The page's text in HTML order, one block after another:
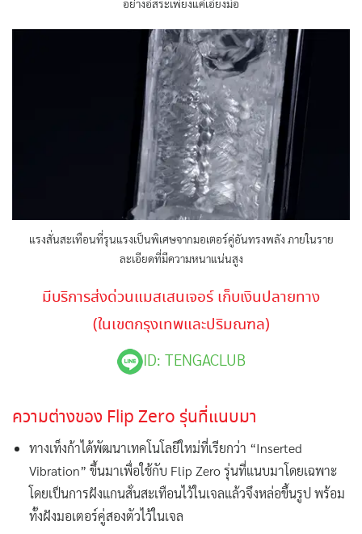
อย่างอิสระเพียงแค่เอียงมือ
แรงสั่นสะเทือนที่รุนแรงเป็นพิเศษจากมอเตอร์คู่อันทรงพลัง ภายในราย
ละเอียดที่มีความหนาแน่นสูง
มีบริการส่งด่วนแมสเสนเจอร์ เก็บเงินปลายทาง
(ในเขตกรุงเทพและปริมณฑล)
ID: TENGACLUB
ความต่างของ Flip Zero รุ่นที่แนบมา
ทางเท็งก้าได้พัฒนาเทคโนโลยีใหม่ที่เรียกว่า “Inserted
Vibration” ขึ้นมาเพื่อใช้กับ Flip Zero รุ่นที่แนบมาโดยเฉพาะ
โดยเป็นการฝังแกนสั่นสะเทือนไว้ในเจลแล้วจึงหล่อขึ้นรูป พร้อม
ทั้งฝังมอเตอร์คู่สองตัวไว้ในเจล